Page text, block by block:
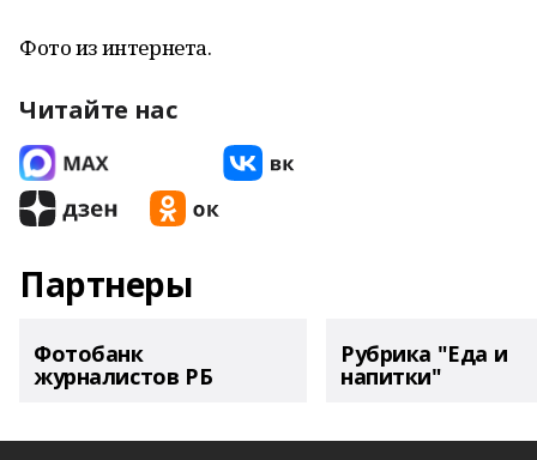
Фото из интернета.
Читайте нас
Партнеры
Фотобанк
журналистов РБ
Рубрика "Еда и
напитки"